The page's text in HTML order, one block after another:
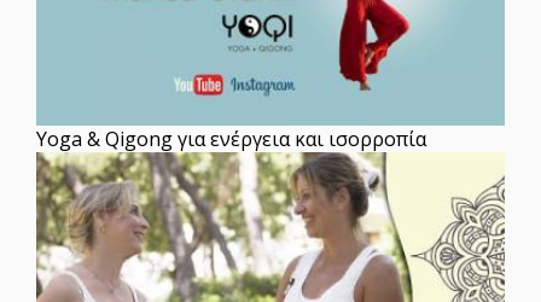
Yoga & Qigong για ενέργεια και ισορροπία